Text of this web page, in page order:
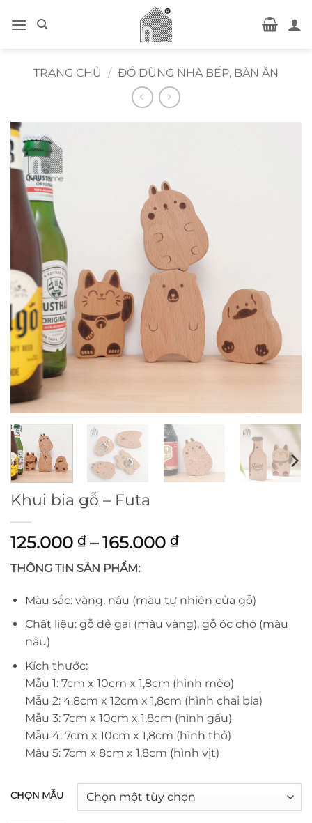
qua
TRANG CHỦ / ĐỒ DÙNG NHÀ BẾP, BÀN ĂN
Khui bia gỗ – Futa
125.000 ₫ – 165.000 ₫Khoảng
125.000 ₫
đến
165.000 ₫
THÔNG TIN SẢN PHẨM:
Màu sắc: vàng, nâu (màu tự nhiên của gỗ)
Chất liệu: gỗ dẻ gai (màu vàng), gỗ óc chó (màu
nâu)
Kích thước:
Mẫu 1: 7cm x 10cm x 1,8cm (hình mèo)
Mẫu 2: 4,8cm x 12cm x 1,8cm (hình chai bia)
Mẫu 3: 7cm x 10cm x 1,8cm (hình gấu)
Mẫu 4: 7cm x 10cm x 1,8cm (hình thỏ)
Mẫu 5: 7cm x 8cm x 1,8cm (hình vịt)
CHỌN MẪU